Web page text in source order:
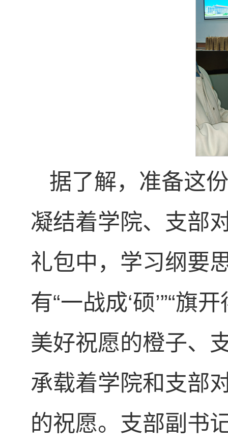
据了解，准备这
凝结着学院、支部
礼包中，学习纲要
有“一战成‘硕’”“旗
美好祝愿的橙子、
承载着学院和支部
的祝愿。支部副书